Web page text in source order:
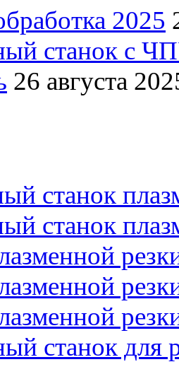
2025
станок с
26 августа
станок
станок
станок для